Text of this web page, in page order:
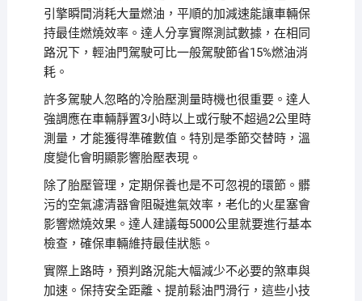
引擎瞬間消耗大量燃油，平順的加減速能讓車輛保
持最佳燃燒效率。達人分享實際測試數據，在相同
路況下，輕油門駕駛可比一般駕駛節省15%燃油消
耗。
許多駕駛人忽略的冷胎壓測量時機也很重要。達人
強調應在車輛靜置3小時以上或行駛不超過2公里時
測量，才能獲得準確數值。特別是季節交替時，溫
度變化會明顯影響胎壓表現。
除了胎壓管理，定期保養也是不可忽視的環節。髒
污的空氣濾清器會阻礙進氣效率，老化的火星塞會
影響燃燒效果。達人建議每5000公里就要進行基本
檢查，確保車輛維持最佳狀態。
實際上路時，預判路況能大幅減少不必要的煞車與
加速。保持安全距離、提前鬆油門滑行，這些小技